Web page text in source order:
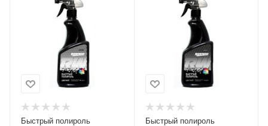
Быстрый полироль
Быстрый полироль